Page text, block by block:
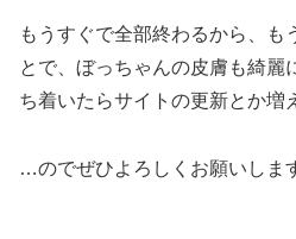
もうすぐで全部終わるから、も
とで、ぼっちゃんの皮膚も綺麗
ち着いたらサイトの更新とか増
…のでぜひよろしくお願いしま